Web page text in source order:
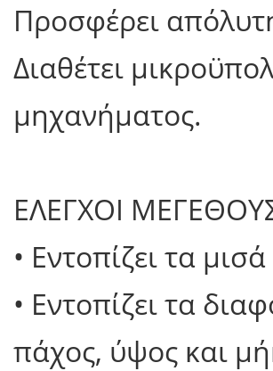
Προσφέρει
Διαθέτει
μηχανήματος.
ΕΛΕΓΧΟΙ
• Εντοπίζει τα
• Εντοπίζει τα
πάχος, ύψος και